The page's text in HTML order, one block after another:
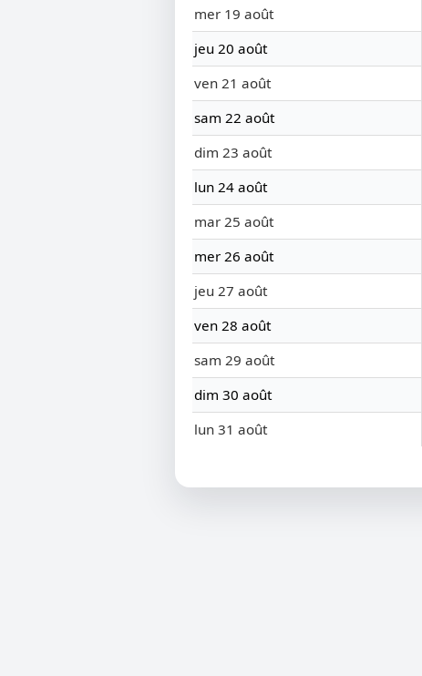
mer 19 août
jeu 20 août
ven 21 août
sam 22 août
dim 23 août
lun 24 août
mar 25 août
mer 26 août
jeu 27 août
ven 28 août
sam 29 août
dim 30 août
lun 31 août